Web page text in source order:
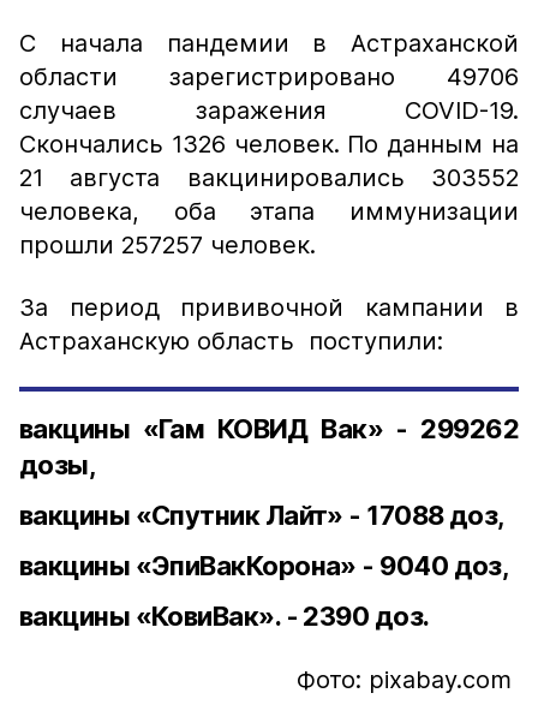
С начала пандемии в Астраханской
области зарегистрировано 49706
случаев заражения COVID-19.
Скончались 1326 человек. По данным на
21 августа вакцинировались 303552
человека, оба этапа иммунизации
прошли 257257 человек.
За период прививочной кампании в
Астраханскую область поступили:
вакцины «Гам КОВИД Вак» - 299262
дозы,
вакцины «Спутник Лайт» - 17088 доз,
вакцины «ЭпиВакКорона» - 9040 доз,
вакцины «КовиВак». - 2390 доз.
Фото: pixabay.com